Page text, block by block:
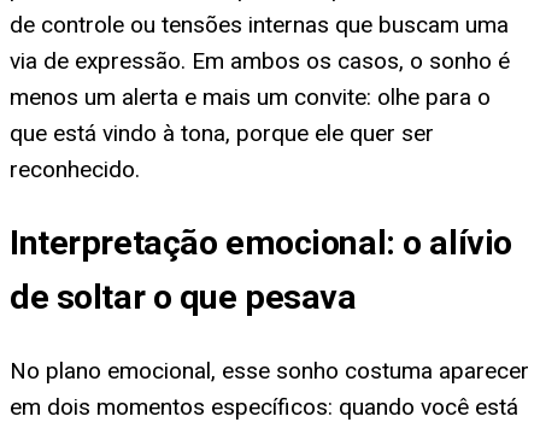
de controle ou tensões internas que buscam uma
via de expressão. Em ambos os casos, o sonho é
menos um alerta e mais um convite: olhe para o
que está vindo à tona, porque ele quer ser
reconhecido.
Interpretação emocional: o alívio
de soltar o que pesava
No plano emocional, esse sonho costuma aparecer
em dois momentos específicos: quando você está